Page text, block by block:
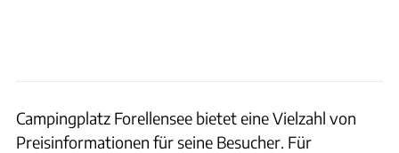
Campingplatz Forellensee bietet eine Vielzahl von
Preisinformationen für seine Besucher. Für